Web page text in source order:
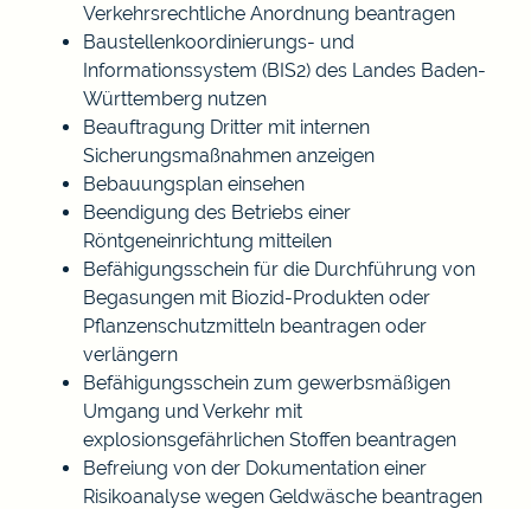
Verkehrsrechtliche Anordnung beantragen
Baustellenkoordinierungs- und
Informationssystem (BIS2) des Landes Baden-
Württemberg nutzen
Beauftragung Dritter mit internen
Sicherungsmaßnahmen anzeigen
Bebauungsplan einsehen
Beendigung des Betriebs einer
Röntgeneinrichtung mitteilen
Befähigungsschein für die Durchführung von
Begasungen mit Biozid-Produkten oder
Pflanzenschutzmitteln beantragen oder
verlängern
Befähigungsschein zum gewerbsmäßigen
Umgang und Verkehr mit
explosionsgefährlichen Stoffen beantragen
Befreiung von der Dokumentation einer
Risikoanalyse wegen Geldwäsche beantragen